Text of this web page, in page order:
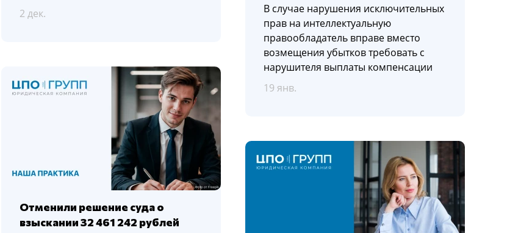
В случае нарушения исключительных
прав на интеллектуальную
правообладатель вправе вместо
возмещения убытков требовать с
нарушителя выплаты компенсации
19 янв.
2 дек.
Отменили решение суда о
взыскании 32 461 242 рублей